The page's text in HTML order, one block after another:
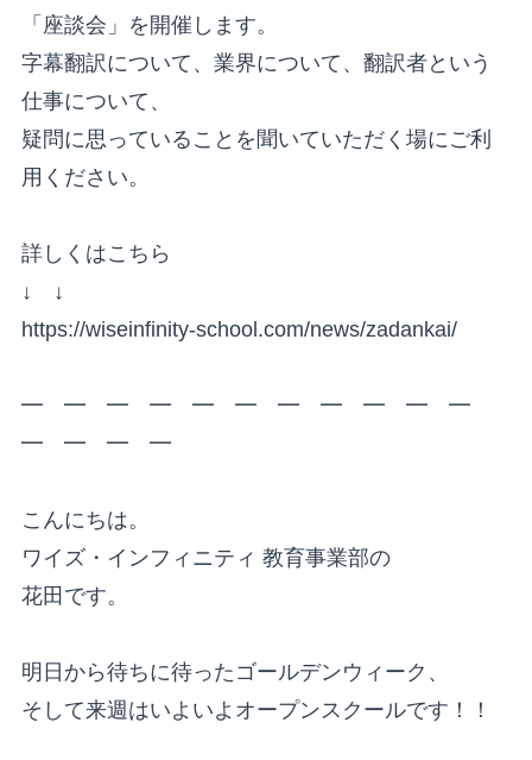
「座談会」を開催します。
字幕翻訳について、業界について、翻訳者という
仕事について、
疑問に思っていることを聞いていただく場にご利
用ください。
詳しくはこちら
↓ ↓
https://wiseinfinity-school.com/news/zadankai/
━ ━ ━ ━ ━ ━ ━ ━ ━ ━ ━
━ ━ ━ ━
こんにちは。
ワイズ・インフィニティ 教育事業部の
花田です。
明日から待ちに待ったゴールデンウィーク、
そして来週はいよいよオープンスクールです！！